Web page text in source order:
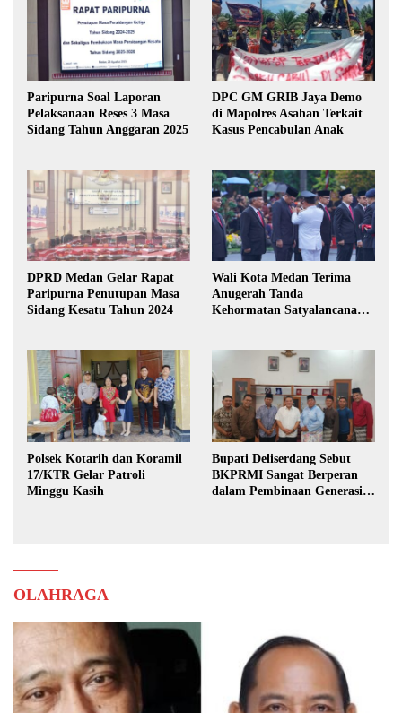
Paripurna Soal Laporan
Pelaksanaan Reses 3 Masa
Sidang Tahun Anggaran 2025
DPC GM GRIB Jaya Demo
di Mapolres Asahan Terkait
Kasus Pencabulan Anak
DPRD Medan Gelar Rapat
Paripurna Penutupan Masa
Sidang Kesatu Tahun 2024
Wali Kota Medan Terima
Anugerah Tanda
Kehormatan Satyalancana
Polsek Kotarih dan Koramil
17/KTR Gelar Patroli
Minggu Kasih
Bupati Deliserdang Sebut
BKPRMI Sangat Berperan
dalam Pembinaan Generasi
OLAHRAGA